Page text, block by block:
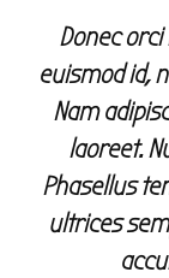
Donec
euismod id,
Nam
laoreet.
Phasellus
ultrices